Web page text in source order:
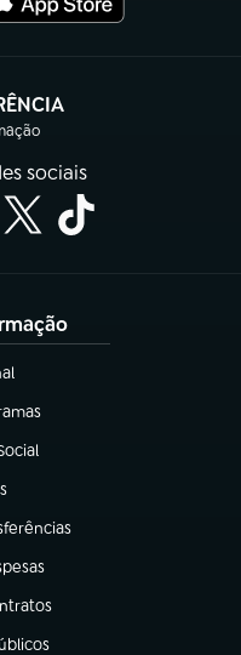
em nova aba)
sociais
aba)
aba)
aba)
aba)